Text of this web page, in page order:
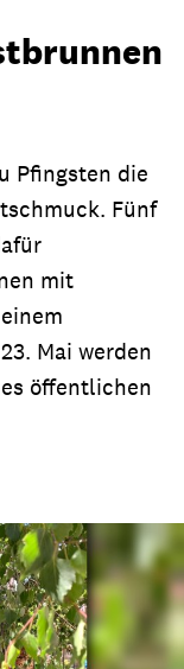
Pfingsten die
Fünf
mit
Mai werden
öffentlichen